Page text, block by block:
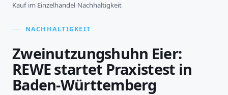
Kauf im Einzelhandel›Nachhaltigkeit
NACHHALTIGKEIT
Zweinutzungshuhn Eier:
REWE startet Praxistest in
Baden-Württemberg